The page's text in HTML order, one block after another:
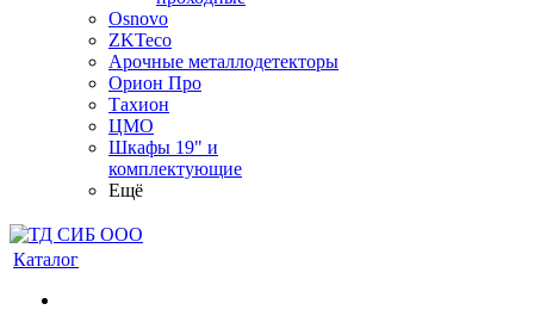
Osnovo
ZKTeco
Арочные металлодетекторы
Орион Про
Тахион
ЦМО
Шкафы 19" и
комплектующие
Ещё
Каталог